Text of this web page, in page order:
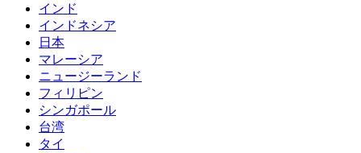
インド
インドネシア
日本
マレーシア
ニュージーランド
フィリピン
シンガポール
台湾
タイ